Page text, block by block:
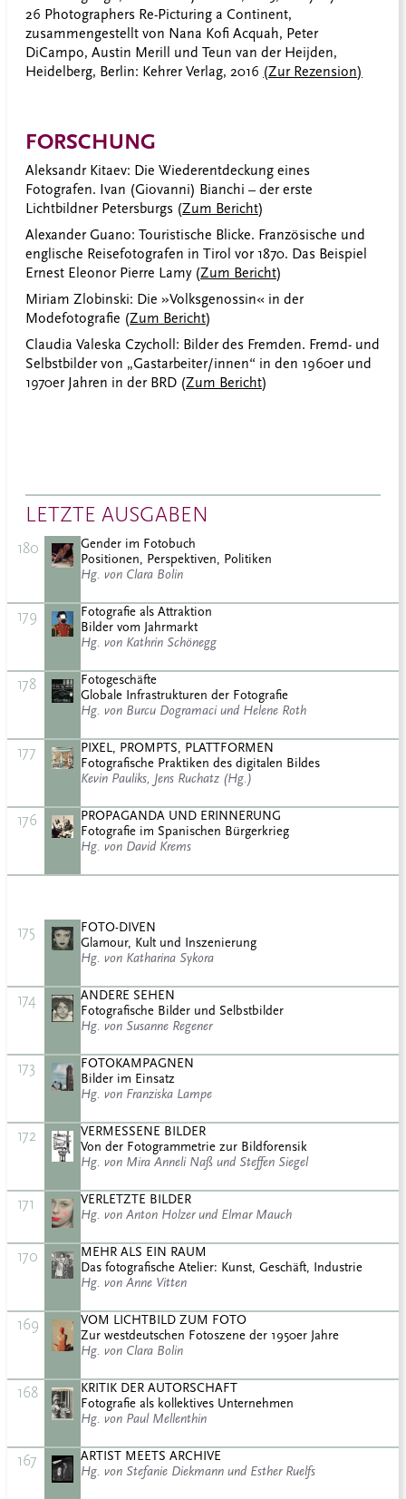
26 Photographers Re-Picturing a Continent,
zusammengestellt von Nana Kofi Acquah, Peter
DiCampo, Austin Merill und Teun van der Heijden,
Heidelberg, Berlin: Kehrer Verlag, 2016 (Zur Rezension)
FORSCHUNG
Aleksandr Kitaev: Die Wiederentdeckung eines
Fotografen. Ivan (Giovanni) Bianchi – der erste
Lichtbildner Petersburgs (Zum Bericht)
Alexander Guano: Touristische Blicke. Französische und
englische Reisefotografen in Tirol vor 1870. Das Beispiel
Ernest Eleonor Pierre Lamy (Zum Bericht)
Miriam Zlobinski: Die »Volksgenossin« in der
Modefotografie (Zum Bericht)
Claudia Valeska Czycholl: Bilder des Fremden. Fremd- und
Selbstbilder von „Gastarbeiter/innen“ in den 1960er und
1970er Jahren in der BRD (Zum Bericht)
LETZTE AUSGABEN
180
Gender im Fotobuch
Positionen, Perspektiven, Politiken
Hg. von Clara Bolin
179
Fotografie als Attraktion
Bilder vom Jahrmarkt
Hg. von Kathrin Schönegg
178
Fotogeschäfte
Globale Infrastrukturen der Fotografie
Hg. von Burcu Dogramaci und Helene Roth
177
PIXEL, PROMPTS, PLATTFORMEN
Fotografische Praktiken des digitalen Bildes
Kevin Pauliks, Jens Ruchatz (Hg.)
176
PROPAGANDA UND ERINNERUNG
Fotografie im Spanischen Bürgerkrieg
Hg. von David Krems
175
FOTO-DIVEN
Glamour, Kult und Inszenierung
Hg. von Katharina Sykora
174
ANDERE SEHEN
Fotografische Bilder und Selbstbilder
Hg. von Susanne Regener
173
FOTOKAMPAGNEN
Bilder im Einsatz
Hg. von Franziska Lampe
172
VERMESSENE BILDER
Von der Fotogrammetrie zur Bildforensik
Hg. von Mira Anneli Naß und Steffen Siegel
171
VERLETZTE BILDER
Hg. von Anton Holzer und Elmar Mauch
170
MEHR ALS EIN RAUM
Das fotografische Atelier: Kunst, Geschäft, Industrie
Hg. von Anne Vitten
169
VOM LICHTBILD ZUM FOTO
Zur westdeutschen Fotoszene der 1950er Jahre
Hg. von Clara Bolin
168
KRITIK DER AUTORSCHAFT
Fotografie als kollektives Unternehmen
Hg. von Paul Mellenthin
167
ARTIST MEETS ARCHIVE
Hg. von Stefanie Diekmann und Esther Ruelfs